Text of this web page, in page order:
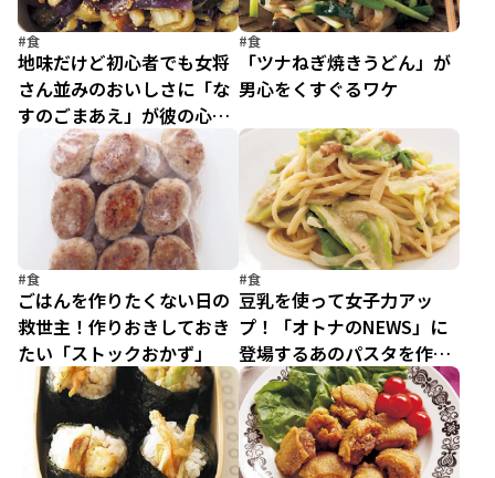
#食
地味だけど初心者でも女将
さん並みのおいしさに「な
すのごまあえ」が彼の心を
つかむ！
#食
「ツナねぎ焼きうどん」が
男心をくすぐるワケ
#食
ごはんを作りたくない日の
救世主！作りおきしておき
たい「ストックおかず」
#食
豆乳を使って女子力アッ
プ！「オトナのNEWS」に
登場するあのパスタを作っ
てみよう